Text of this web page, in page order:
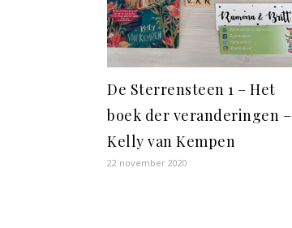
De Sterrensteen 1 – Het
boek der veranderingen –
Kelly van Kempen
22 november 2020